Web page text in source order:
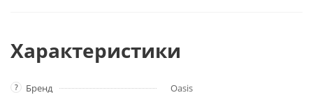
Характеристики
? Бренд
Oasis